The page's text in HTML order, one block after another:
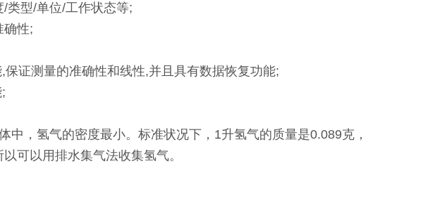
类型/单位/工作状态等;
确性;
证测量的准确性和线性,并且具有数据恢复功能;
，氢气的密度最小。标准状况下，1升氢气的质量是0.089克，
可以用排水集气法收集氢气。